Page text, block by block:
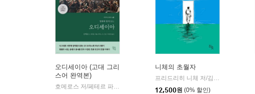
오디세이아 (고대 그리
스어 완역본)
| 현대지성
니체의 초월자
12,500원 (0% 할인)